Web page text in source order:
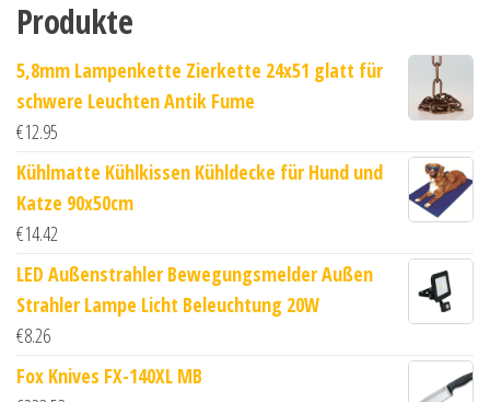
Produkte
5,8mm Lampenkette Zierkette 24x51 glatt für
schwere Leuchten Antik Fume
€12.95
Kühlmatte Kühlkissen Kühldecke für Hund und
Katze 90x50cm
€14.42
LED Außenstrahler Bewegungsmelder Außen
Strahler Lampe Licht Beleuchtung 20W
€8.26
Fox Knives FX-140XL MB